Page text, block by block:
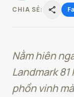
CHIA SẺ:
share
Nằm hiên
Landmark
phồn vinh